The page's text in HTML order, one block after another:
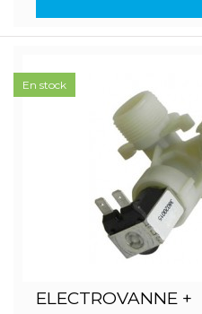
ELECTROVANNE +
En stock